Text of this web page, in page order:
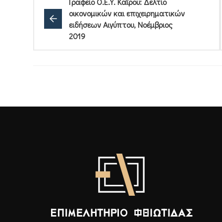
οικονομικών και επιχειρηματικών
ειδήσεων Αιγύπτου, Νοέμβριος
2019